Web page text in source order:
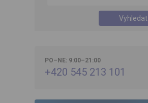
Vyhledat
PO–NE: 9:00–21:00
+420 545 213 101